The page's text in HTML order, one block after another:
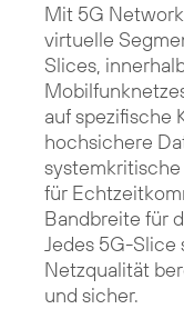
Mit 5G
virtuelle
Slices,
auf spezifische
hochsichere
für
Bandbreite für
Jedes 5G-
Netzqualität
und sicher.